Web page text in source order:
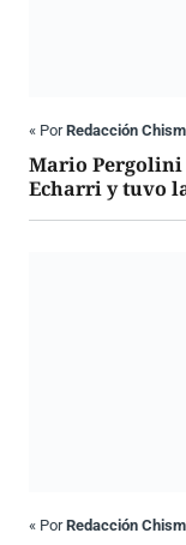
« PorRedacción
Mario Pergolini
Echarri y tuvo
« PorRedacción